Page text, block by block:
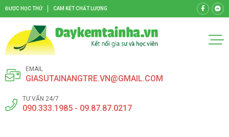
ĐƯỢC HỌC THỬ CAM KẾT CHẤT LƯỢNG
EMAIL
GIASUTAINANGTRE.VN@GMAIL.COM
TƯ VẤN 24/7
090.333.1985 - 09.87.87.0217